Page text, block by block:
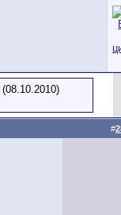
(08.10.2010)
#